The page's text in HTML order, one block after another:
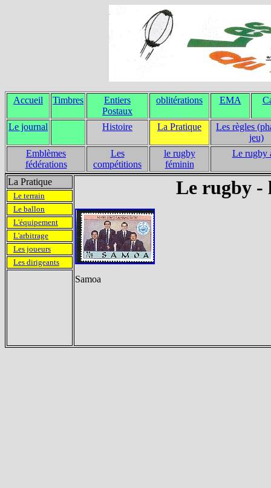
Accueil Timbres
Entiers
Postaux
oblitérations EMA
Le journal Histoire La Pratique
Les règles
jeu)
Emblèmes
fédérations
Les
compétitions
le rugby
féminin
Le rugby
La Pratique Le rugby -
Samoa
Le terrain
Le ballon
L'équipement
L'arbitrage
Les joueurs
Les dirigeants